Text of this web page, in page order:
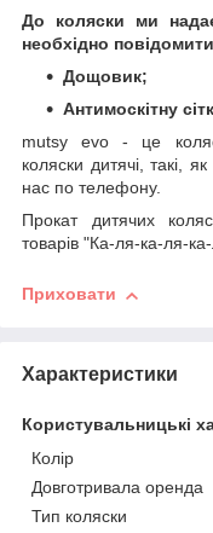
До коляски ми
необхідно
Дощовик;
Антимоскітну
mutsy evo - це
коляски дитячі, такі,
нас по телефону.
Прокат дитячих
товарів "Ка-ля-ка-ля-
Приховати
Характеристики
Користувальницькі
Колір
Довготривала оренда
Тип коляски